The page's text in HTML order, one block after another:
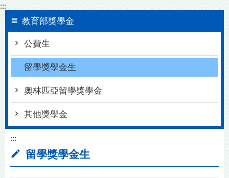
:::
教育部獎學金
公費生
留學獎學金生
奧林匹亞留學獎學金
其他獎學金
:::
留學獎學金生